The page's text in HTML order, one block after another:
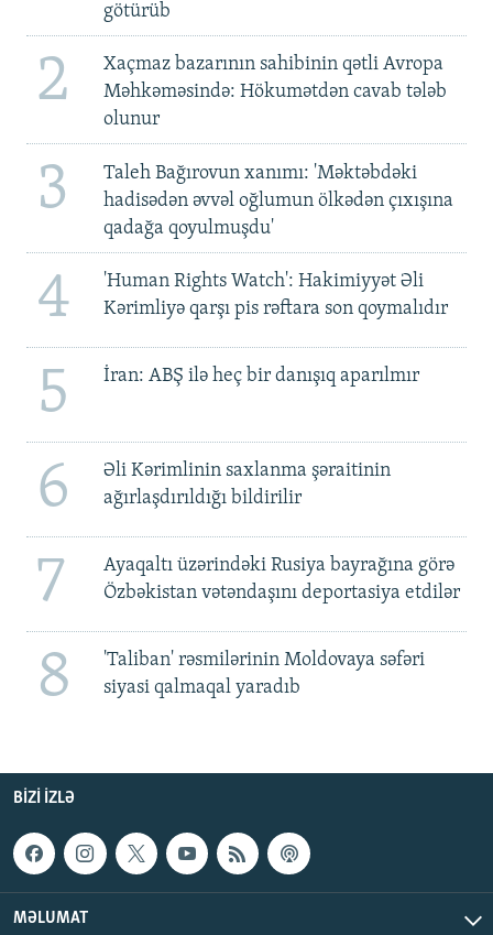
götürüb
2
Xaçmaz bazarının sahibinin qətli Avropa
Məhkəməsində: Hökumətdən cavab tələb
olunur
3
Taleh Bağırovun xanımı: 'Məktəbdəki
hadisədən əvvəl oğlumun ölkədən çıxışına
qadağa qoyulmuşdu'
4
'Human Rights Watch': Hakimiyyət Əli
Kərimliyə qarşı pis rəftara son qoymalıdır
5 İran: ABŞ ilə heç bir danışıq aparılmır
6
Əli Kərimlinin saxlanma şəraitinin
ağırlaşdırıldığı bildirilir
7
Ayaqaltı üzərindəki Rusiya bayrağına görə
Özbəkistan vətəndaşını deportasiya etdilər
8
'Taliban' rəsmilərinin Moldovaya səfəri
siyasi qalmaqal yaradıb
BIZI IZLƏ
MƏLUMAT